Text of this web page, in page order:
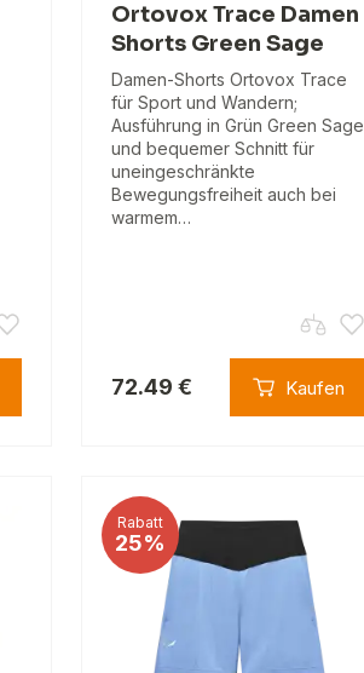
Ortovox Trace Damen
Shorts Green Sage
Damen-Shorts Ortovox Trace
für Sport und Wandern;
Ausführung in Grün Green Sage
und bequemer Schnitt für
uneingeschränkte
Bewegungsfreiheit auch bei
warmem…
72.49 € Kaufen
Rabatt
25%